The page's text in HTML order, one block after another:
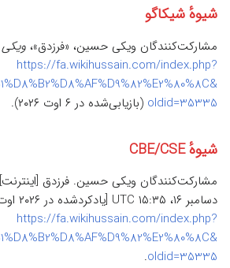
شیوهٔ شیکاگو
مشارکت‌کنندگان ویکی حسین، «فرزدق‌»،
https://fa.wikihussain.com/index.php?
oldid=35335 (بازیابی‌شده در ۶ اوت ۲۰۲۶).
شیوهٔ CBE/CSE
دسامبر ۱۶، ‏۱۵:۳۵ UTC [یادکردشده در ۲۰۲۶ اوت ۶]. قابل دسترسی از:
https://fa.wikihussain.com/index.php?
oldid=35335
.